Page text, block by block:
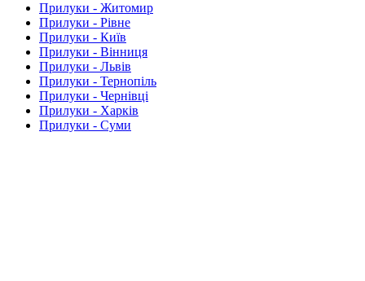
Прилуки - Житомир
Прилуки - Рівне
Прилуки - Київ
Прилуки - Вінниця
Прилуки - Львів
Прилуки - Тернопіль
Прилуки - Чернівці
Прилуки - Харків
Прилуки - Суми